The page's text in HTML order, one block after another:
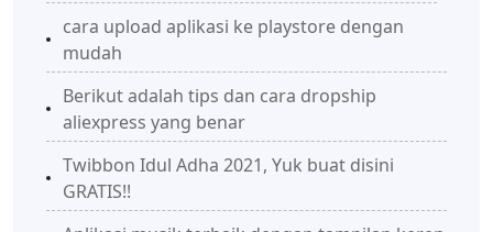
cara upload aplikasi ke playstore dengan
mudah
Berikut adalah tips dan cara dropship
aliexpress yang benar
Twibbon Idul Adha 2021, Yuk buat disini
GRATIS!!